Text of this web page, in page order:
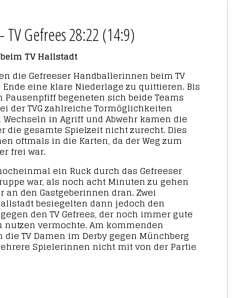
TV Gefrees 28:22 (14:9)
TV Hallstadt
die Gefreeser Handballerinnen beim TV
eine klare Niederlage zu quittieren. Bis
begeneten sich beide Teams
der TVG zahlreiche Tormöglichkeiten
in Agriff und Abwehr kamen die
die gesamte Spielzeit nicht zurecht. Dies
oftmals in die Karten, da der Weg zum
frei war.
ein Ruck durch das Gefreeser
war, als noch acht Minuten zu gehen
den Gastgeberinnen dran. Zwei
besiegelten dann jedoch den
den TV Gefrees, der noch immer gute
vermochte. Am kommenden
TV Damen im Derby gegen Münchberg
Spielerinnen nicht mit von der Partie